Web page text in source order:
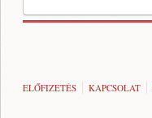
ELŐFIZETÉS KAPCSOLAT